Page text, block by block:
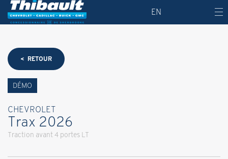
EN
< RETOUR
DÉMO
CHEVROLET
Trax 2026
Traction avant 4 portes LT